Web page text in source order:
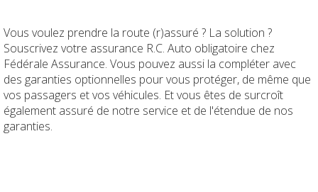
Vos véhicules
Votre responsabilité
Vos revenus
ENTREPRISES
Votre personnel
Vos véhicules
CONSTRUCTION
Votre personnel
Qui sommes-nous
Vous voulez prendre la route (r)assuré ? La solution ?
Souscrivez votre assurance R.C. Auto obligatoire chez
Fédérale Assurance. Vous pouvez aussi la compléter avec
des garanties optionnelles pour vous protéger, de même que
vos passagers et vos véhicules. Et vous êtes de surcroît
également assuré de notre service et de l'étendue de nos
garanties.